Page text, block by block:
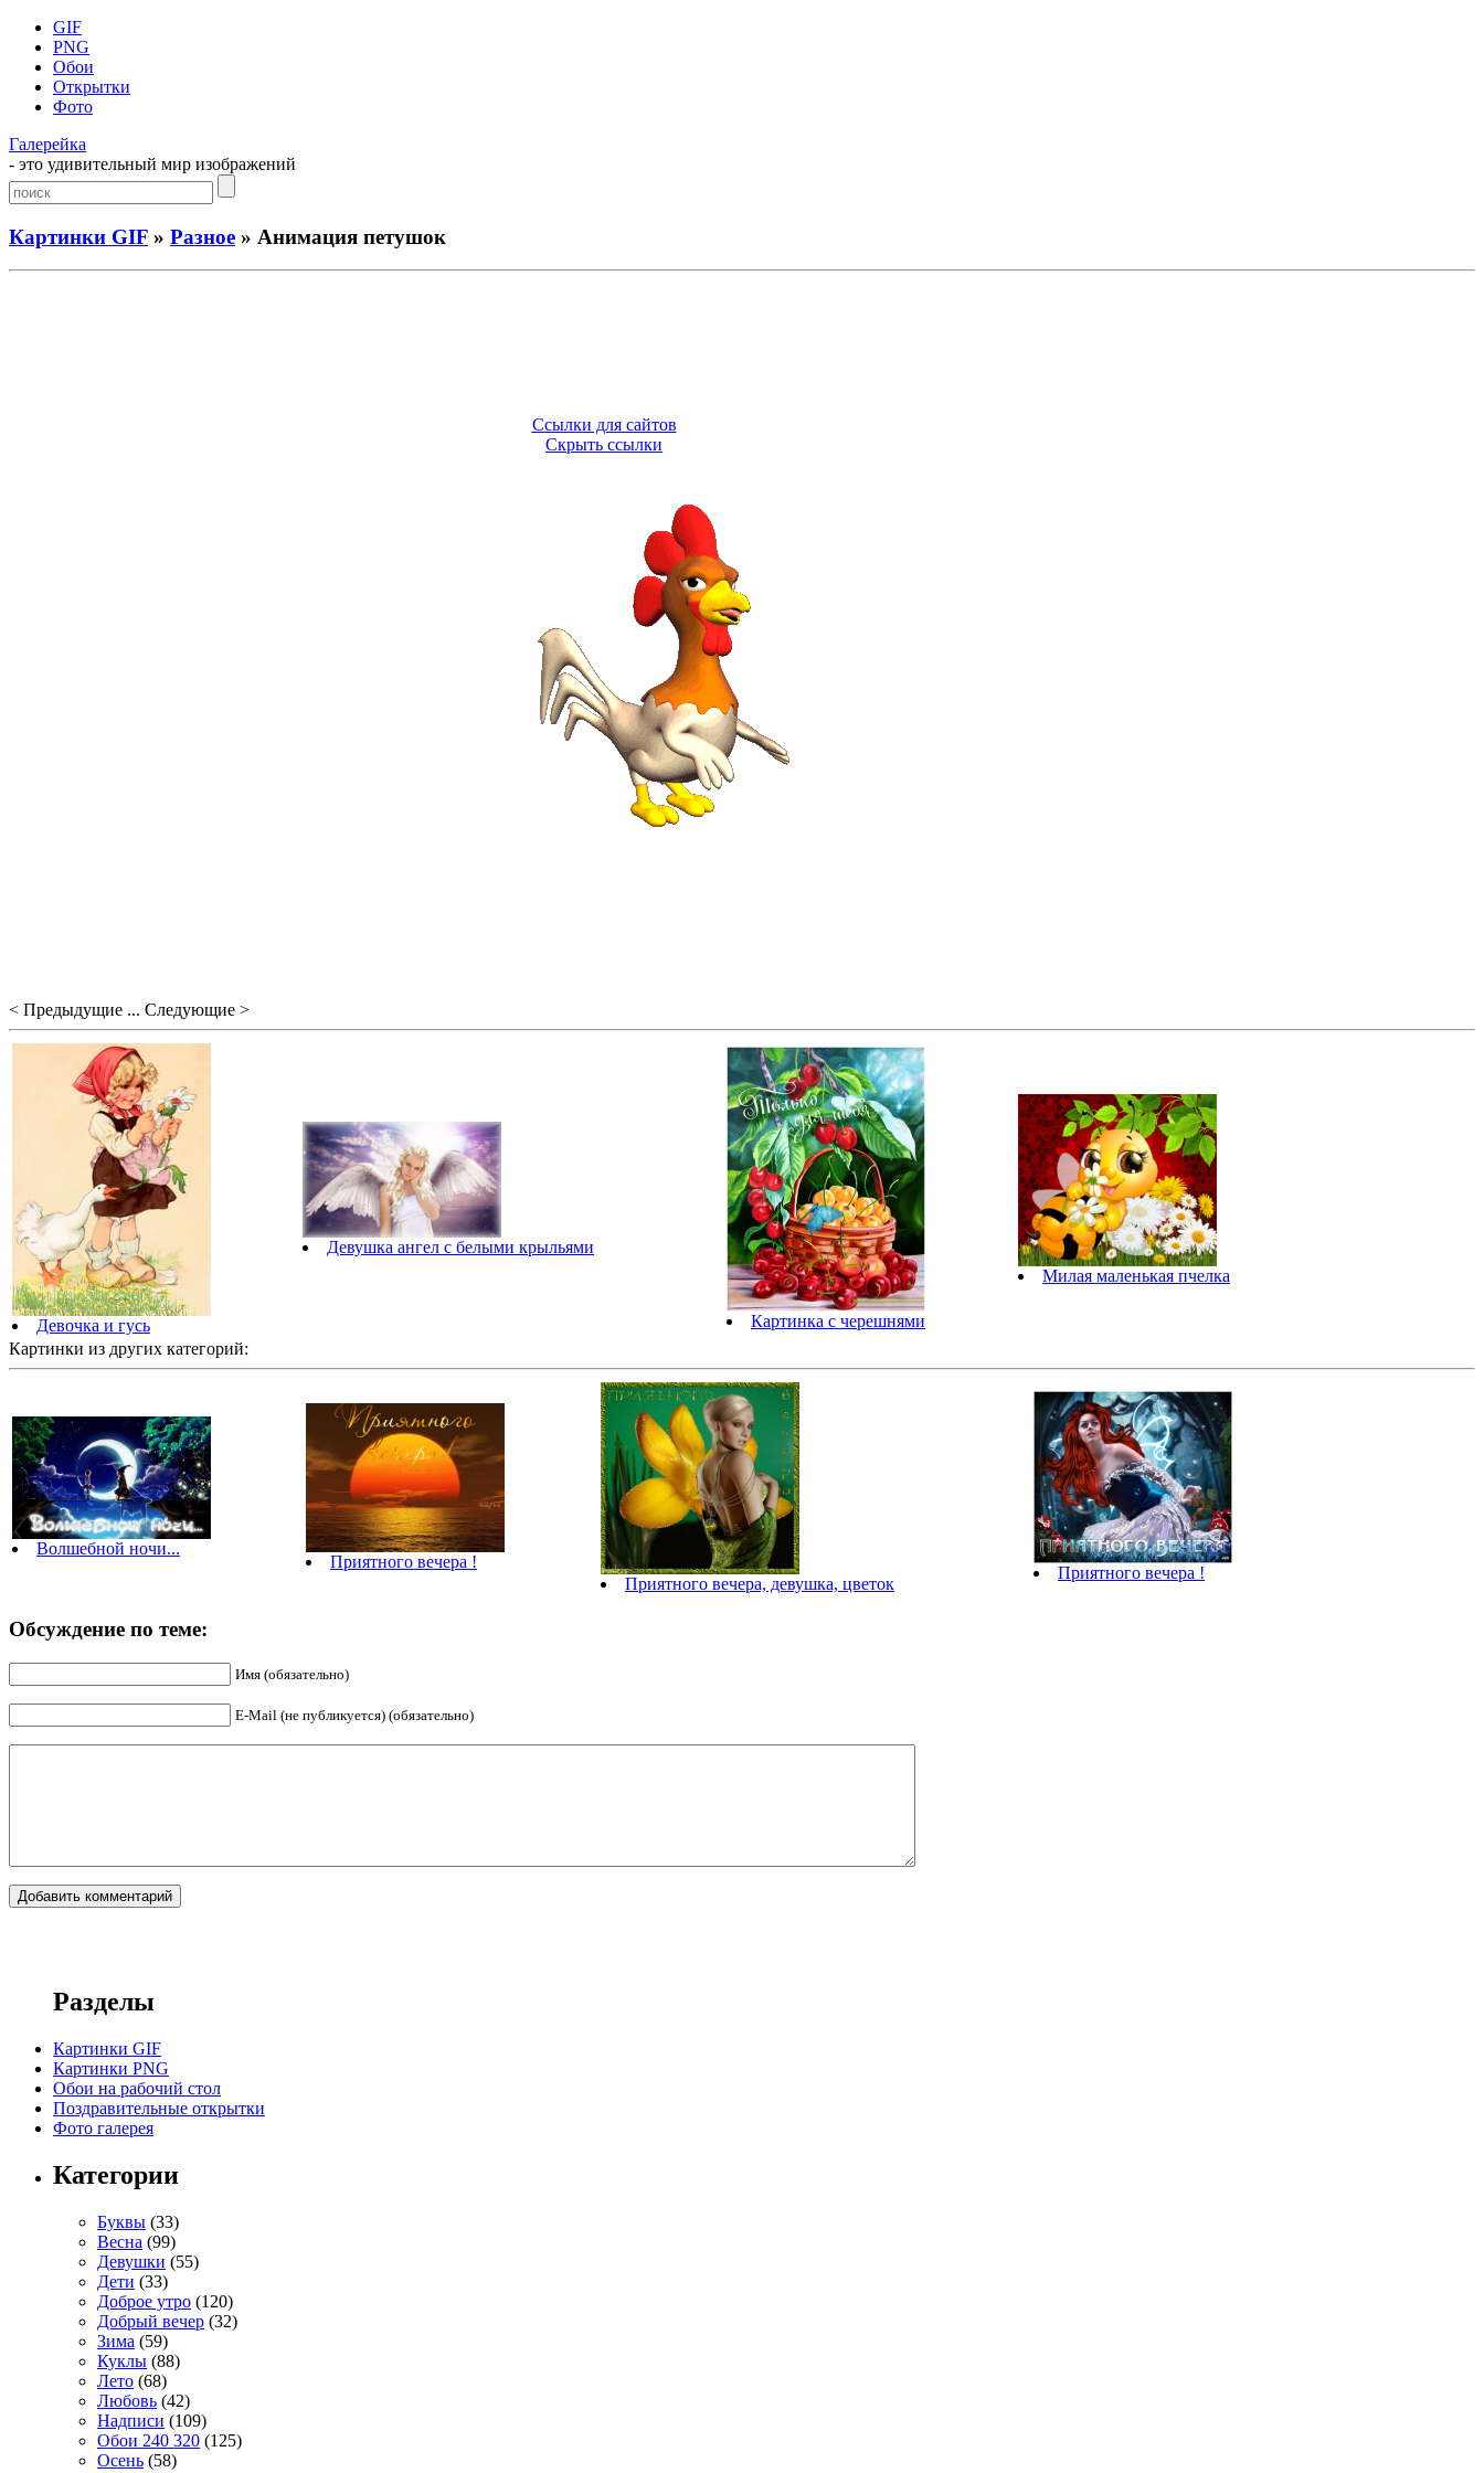
GIF
PNG
Обои
Открытки
Фото
Галерейка
- это удивительный мир изображений
Картинки GIF » Разное » Анимация петушок
Ссылки для сайтов
Скрыть ссылки
< Предыдущие ... Следующие >
Девочка и гусь
Девушка ангел с белыми крыльями
Картинка с черешнями
Милая маленькая пчелка
Картинки из других категорий:
Волшебной ночи...
Приятного вечера !
Приятного вечера, девушка, цветок
Приятного вечера !
Обсуждение по теме:
Имя (обязательно)
E-Mail (не публикуется) (обязательно)
Разделы
Картинки GIF
Картинки PNG
Обои на рабочий стол
Поздравительные открытки
Фото галерея
Категории
Буквы (33)
Весна (99)
Девушки (55)
Дети (33)
Доброе утро (120)
Добрый вечер (32)
Зима (59)
Куклы (88)
Лето (68)
Любовь (42)
Надписи (109)
Обои 240 320 (125)
Осень (58)